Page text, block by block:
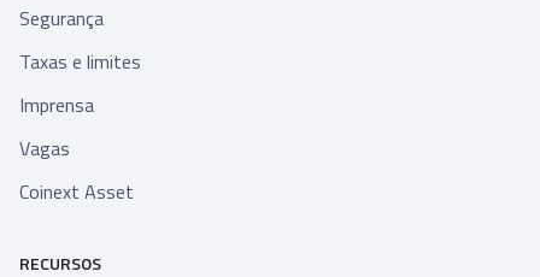
Segurança
Taxas e limites
Imprensa
Vagas
Coinext Asset
RECURSOS